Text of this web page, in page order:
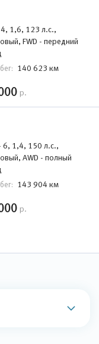
1,6, 123 л.с.,
FWD - передний
140 623 км
р.
1,4, 150 л.с.,
AWD - полный
143 904 км
р.